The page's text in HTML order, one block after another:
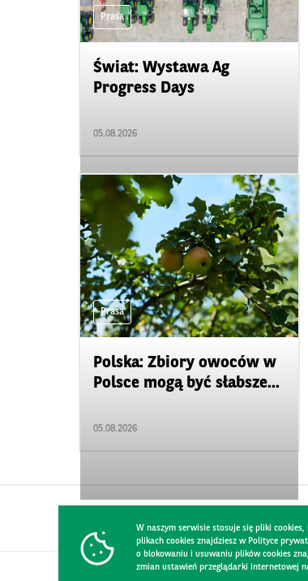
Prasa
Świat: Wystawa Ag
Progress Days
05.08.2026
Prasa
Polska: Zbiory owoców w
Polsce mogą być słabsze...
05.08.2026
W naszym serwisie stosuje się pliki
plikach cookies znajdziesz w Polityce
o blokowaniu i usuwaniu plików cookies
zmian ustawień przeglądarki internetowej